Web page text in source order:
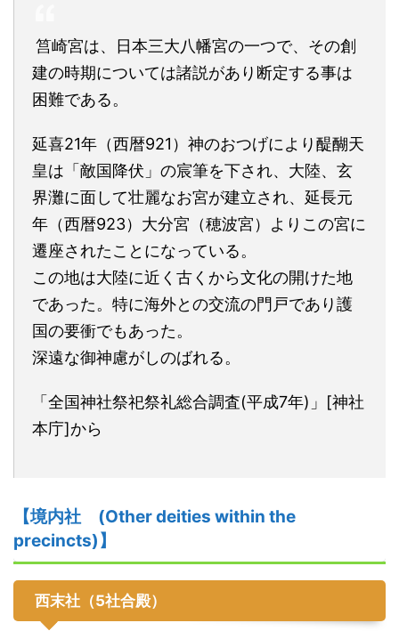
筥崎宮は、日本三大八幡宮の一つで、その創
建の時期については諸説があり断定する事は
困難である。
延喜21年（西暦921）神のおつげにより醍醐天
皇は「敵国降伏」の宸筆を下され、大陸、玄
界灘に面して壮麗なお宮が建立され、延長元
年（西暦923）大分宮（穂波宮）よりこの宮に
遷座されたことになっている。
この地は大陸に近く古くから文化の開けた地
であった。特に海外との交流の門戸であり護
国の要衝でもあった。
深遠な御神慮がしのばれる。
「全国神社祭祀祭礼総合調査(平成7年)」[神社
本庁]から
【境内社 (Other deities within the
precincts)】
西末社（5社合殿）